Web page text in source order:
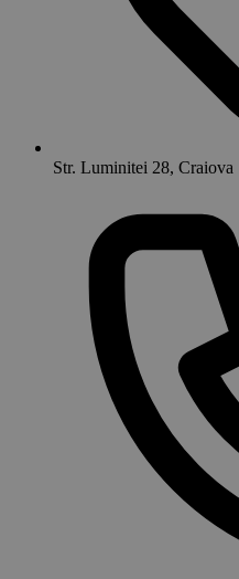
Str. Luminitei 28, Craiova